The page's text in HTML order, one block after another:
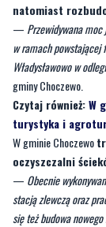
natomiast
— Przewidywana
w ramach powstającej
Władysławowo w
gminy Choczewo.
Czytaj również:W
turystyka i
W gminie Choczewo
oczyszczalni
— Obecnie
stacją zlewczą oraz
się też budowa